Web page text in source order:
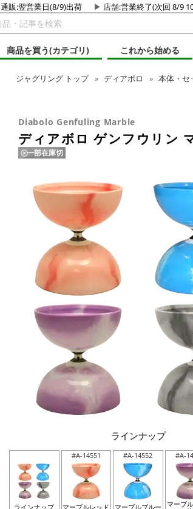
通販:翌営業日(8/9)出荷 店舗:営業終了(次回 8/9
商品を買う(カテゴリ)
これから始める
ジャグリング トップ ディアボロ 本体・セ
Diabolo Genfuling Marble
ディアボロ ゲンフウリン
一部在庫切
ラインナップ
ラインナップ
#A-14551
マーブルレッド
#A-14552
マーブルブルー
#A-
マーブ